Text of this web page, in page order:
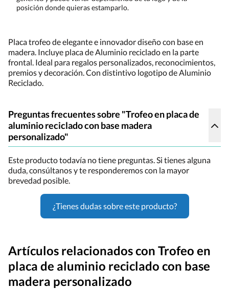
posición donde quieras estamparlo.
Placa trofeo de elegante e innovador diseño con base en
madera. Incluye placa de Aluminio reciclado en la parte
frontal. Ideal para regalos personalizados, reconocimientos,
premios y decoración. Con distintivo logotipo de Aluminio
Reciclado.
Preguntas frecuentes sobre "Trofeo en placa de
aluminio reciclado con base madera
personalizado"
Este producto todavía no tiene preguntas. Si tienes alguna
duda, consúltanos y te responderemos con la mayor
brevedad posible.
¿Tienes dudas sobre este producto?
Artículos relacionados con Trofeo en
placa de aluminio reciclado con base
madera personalizado